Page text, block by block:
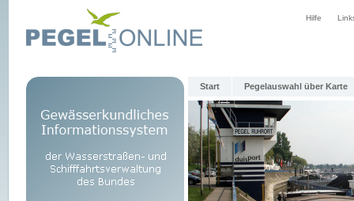
Hilfe
Start Pegelauswahl über Karte